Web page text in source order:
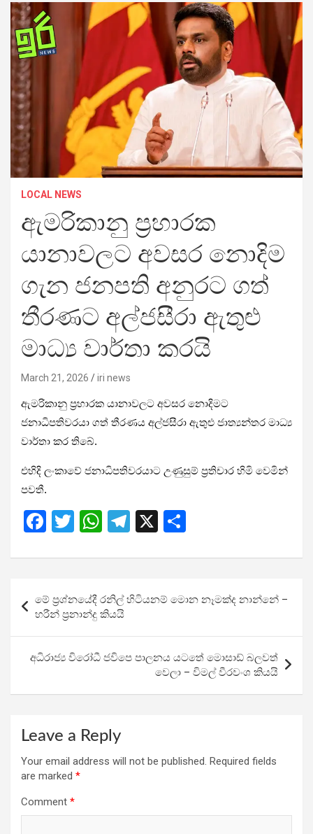
LOCAL NEWS
ඇමරිකානු ප්‍රහාරක
යානාවලට අවසර නොදිම
ගැන ජනපති අනුරට ගත්
තීරණට අල්ජසීරා ඇතුළු
මාධ්‍ය වාර්තා කරයි
March 21, 2026 iri news
ඇමරිකානු ප්‍රහාරක යානාවලට අවසර නොදිමට
ජනාධිපතිවරයා ගත් තීරණය අල්ජසීරා ඇතුළු ජාත්‍යන්තර මාධ්‍ය
වාර්තා කර තිබේ.
එහිදි ලංකාවේ ජනාධිපතිවරයාට උණුසුම් ප්‍රතිචාර හිමි වෙමින්
පවතී.
F
ce
b
o
o
k
T
tt
er
W
at
s
A
p
p
T
e
gr
a
m
X
ar
navigation
මේ ප්‍රශ්නයේදී රනිල් හිටියනම් මොන නෑමක්ද නාන්නේ –
හරීන් ප්‍රනාන්දු කියයි
අධිරාජ්‍ය විරෝධී ජවිපෙ පාලනය යටතේ මොසාඩ් බලවත්
වෙලා – විමල් වීරවංශ කියයි
Leave a Reply
Your email address will not be published. Required fields
are marked *
Comment *